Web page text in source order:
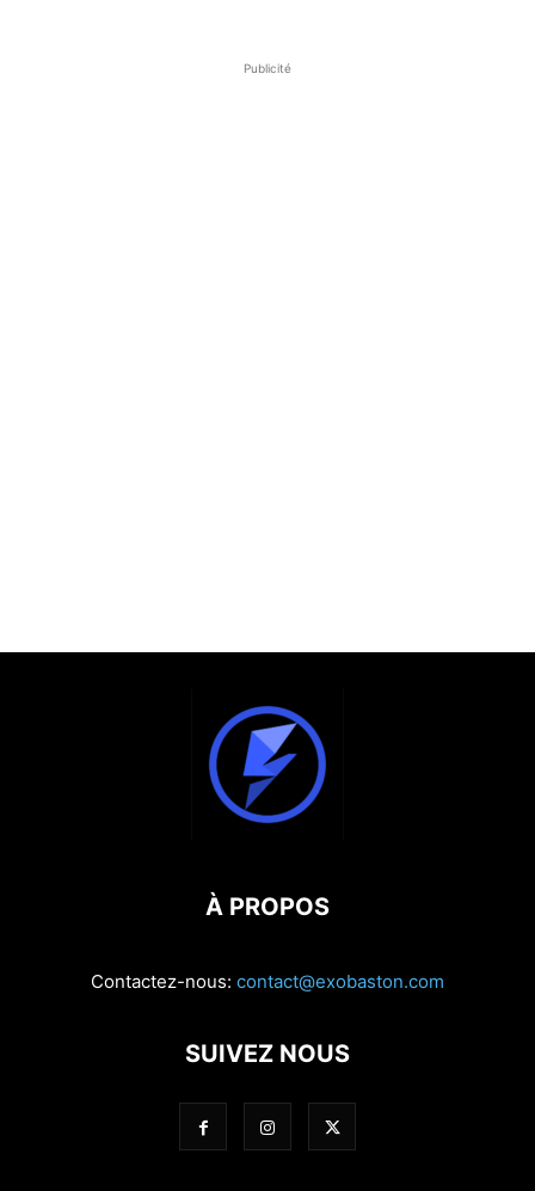
Publicité
À PROPOS
Contactez-nous: contact@exobaston.com
SUIVEZ NOUS